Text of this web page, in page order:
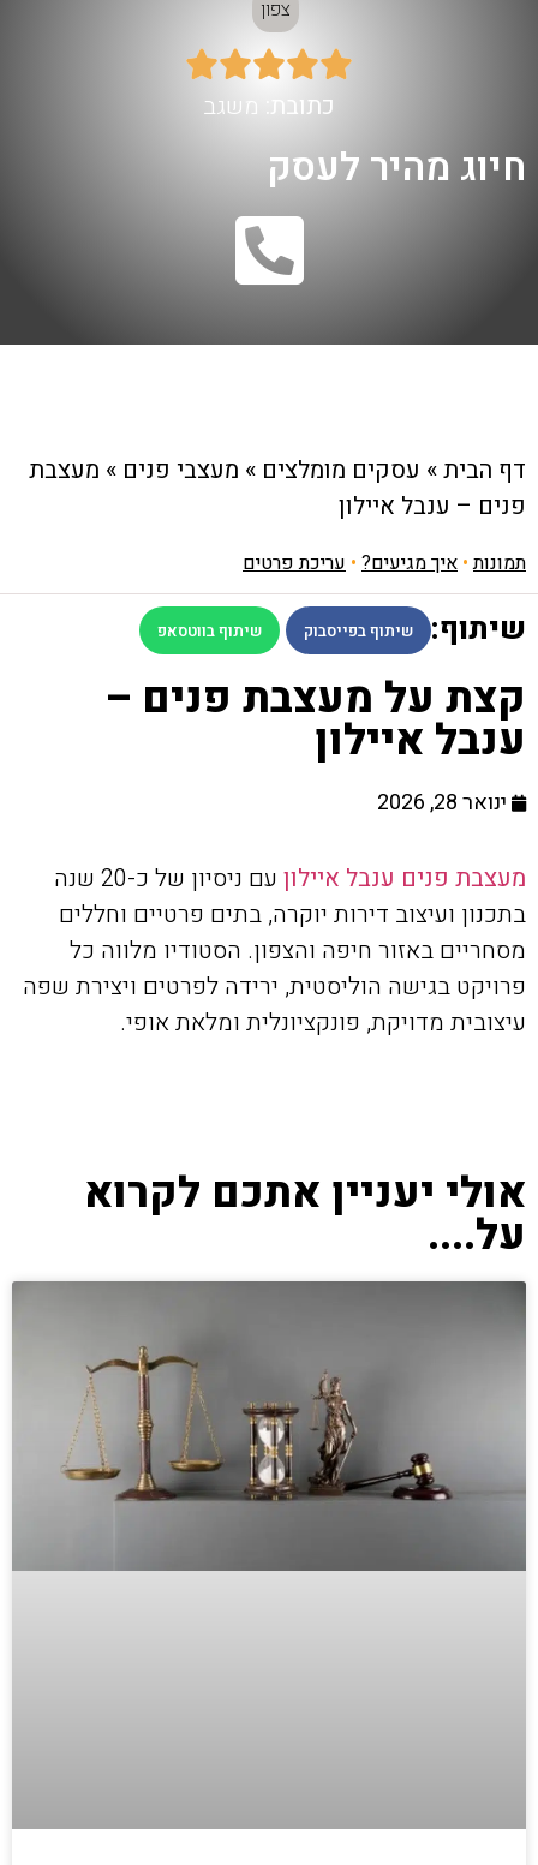
צפון





כתובת: משגב
חיוג מהיר לעסק
דף הבית» עסקים מומלצים » מעצבי פנים » מעצבת
פנים – ענבל איילון
תמונות• איך מגיעים? • עריכת פרטים
שיתוף: שיתוף בפייסבוק שיתוף בווטסאפ
קצת על מעצבת פנים –
ענבל איילון
ינואר 28, 2026
מעצבת פנים ענבל איילון
עם ניסיון של כ-20 שנה
בתכנון ועיצוב דירות יוקרה, בתים פרטיים וחללים
מסחריים באזור חיפה והצפון. הסטודיו מלווה כל
פרויקט בגישה הוליסטית, ירידה לפרטים ויצירת שפה
עיצובית מדויקת, פונקציונלית ומלאת אופי.
אולי יעניין אתכם לקרוא
על....